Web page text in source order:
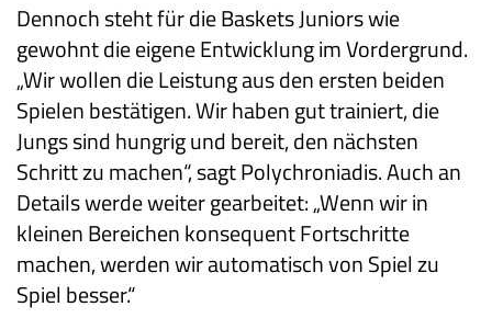
Dennoch steht für die Baskets Juniors wie
gewohnt die eigene Entwicklung im Vordergrund.
„Wir wollen die Leistung aus den ersten beiden
Spielen bestätigen. Wir haben gut trainiert, die
Jungs sind hungrig und bereit, den nächsten
Schritt zu machen“, sagt Polychroniadis. Auch an
Details werde weiter gearbeitet: „Wenn wir in
kleinen Bereichen konsequent Fortschritte
machen, werden wir automatisch von Spiel zu
Spiel besser.“